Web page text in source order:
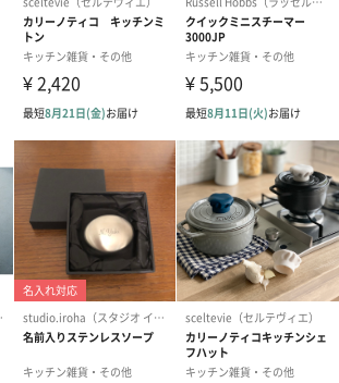
カ
写真付きメッセージカ
ード（Thank you）ピ
ンク（680円）
【誕生日】
Birthday ホワ
刷なし）（
してお届けします。